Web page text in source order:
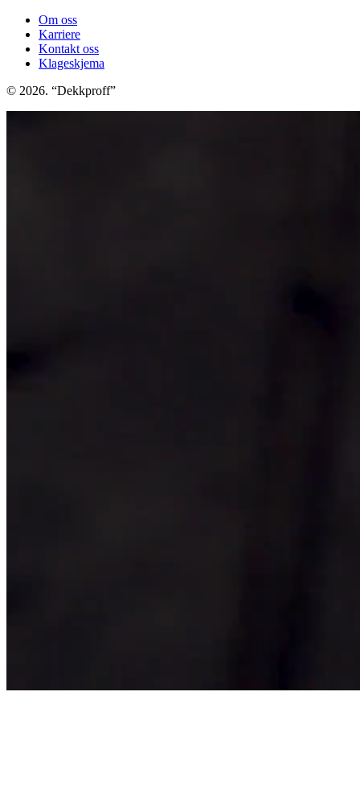
Om oss
Karriere
Kontakt oss
Klageskjema
© 2026. “Dekkproff”